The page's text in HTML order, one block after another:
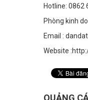
Hotline: 0862
Phòng kinh
Email :
Website
QUẢNG